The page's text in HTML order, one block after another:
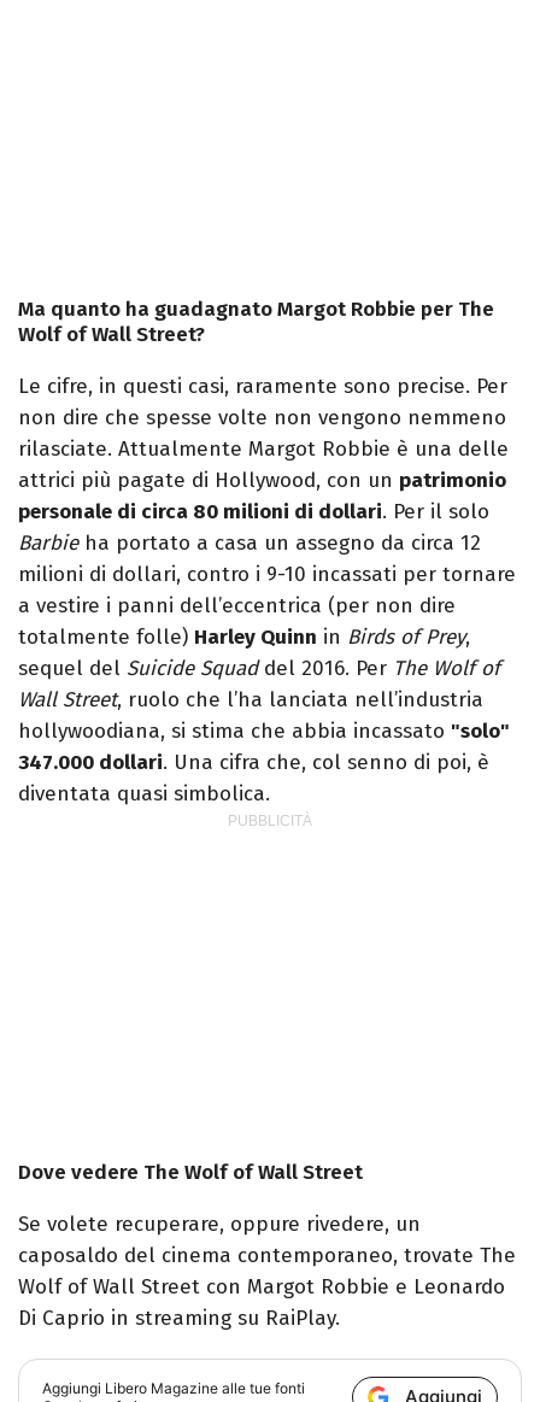
Ma quanto ha guadagnato Margot Robbie per The
Wolf of Wall Street?
Le cifre, in questi casi, raramente sono precise. Per
non dire che spesse volte non vengono nemmeno
rilasciate. Attualmente Margot Robbie è una delle
attrici più pagate di Hollywood, con un patrimonio
personale di circa 80 milioni di dollari. Per il solo
Barbieha portato a casa un assegno da circa 12
milioni di dollari, contro i 9-10 incassati per tornare
a vestire i panni dell’eccentrica (per non dire
totalmente folle) Harley Quinn in Birds of Prey,
sequel del Suicide Squaddel 2016. Per The Wolf of
Wall Street, ruolo che l’ha lanciata nell’industria
hollywoodiana, si stima che abbia incassato "solo"
347.000 dollari. Una cifra che, col senno di poi, è
diventata quasi simbolica.
Dove vedere The Wolf of Wall Street
Se volete recuperare, oppure rivedere, un
caposaldo del cinema contemporaneo, trovate The
Wolf of Wall Street con Margot Robbie e Leonardo
Di Caprio in streaming su RaiPlay.
Aggiungi Libero Magazine alle tue fonti
Aggiungi